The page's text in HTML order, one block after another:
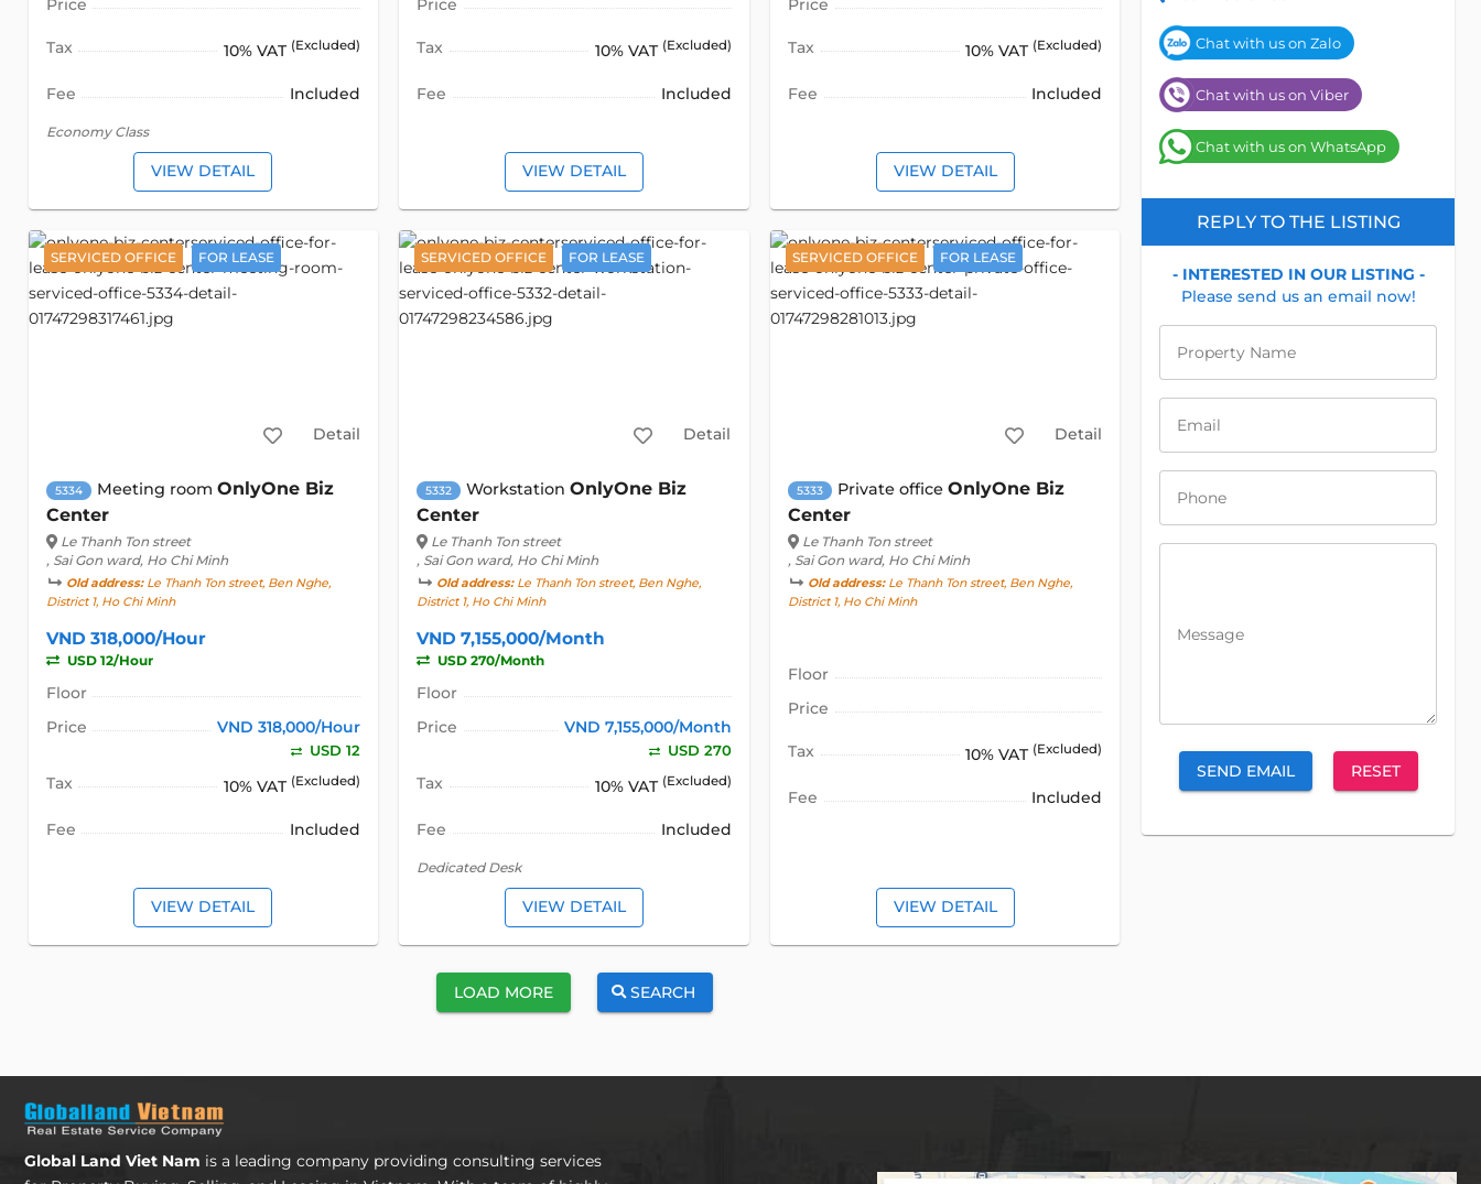
Price
Tax 10% VAT (Excluded)
Fee Included
Economy Class
VIEW DETAIL
Price
Tax 10% VAT (Excluded)
Fee Included
VIEW DETAIL
Price
Tax 10% VAT (Excluded)
Fee Included
VIEW DETAIL
SERVICED OFFICE FOR LEASE
Detail
5334 Meeting room OnlyOne Biz
Center
Le Thanh Ton street
, Sai Gon ward, Ho Chi Minh
Old address:Le Thanh Ton street, Ben Nghe,
District 1, Ho Chi Minh
VND 318,000/Hour
USD 12/Hour
Floor
Price
VND 318,000/Hour
USD 12
Tax 10% VAT (Excluded)
Fee Included
VIEW DETAIL
SERVICED OFFICE FOR LEASE
Detail
5332 WorkstationOnlyOne Biz
Center
Le Thanh Ton street
, Sai Gon ward, Ho Chi Minh
Old address:Le Thanh Ton street, Ben Nghe,
District 1, Ho Chi Minh
VND 7,155,000/Month
USD 270/Month
Floor
Price
VND 7,155,000/Month
USD 270
Tax 10% VAT (Excluded)
Fee Included
Dedicated Desk
VIEW DETAIL
SERVICED OFFICE FOR LEASE
Detail
5333 Private office OnlyOne Biz
Center
Le Thanh Ton street
, Sai Gon ward, Ho Chi Minh
Old address:Le Thanh Ton street, Ben Nghe,
District 1, Ho Chi Minh
Floor
Price
Tax 10% VAT (Excluded)
Fee Included
VIEW DETAIL
LOAD MORE SEARCH
Chat with us on Zalo
Chat with us on Viber
Chat with us on WhatsApp
REPLY TO THE LISTING
- INTERESTED IN OUR LISTING -
Please send us an email now!
Property Name
Email
Phone
Message
SEND EMAIL RESET
Global Land Viet Nam is a leading company providing consulting services